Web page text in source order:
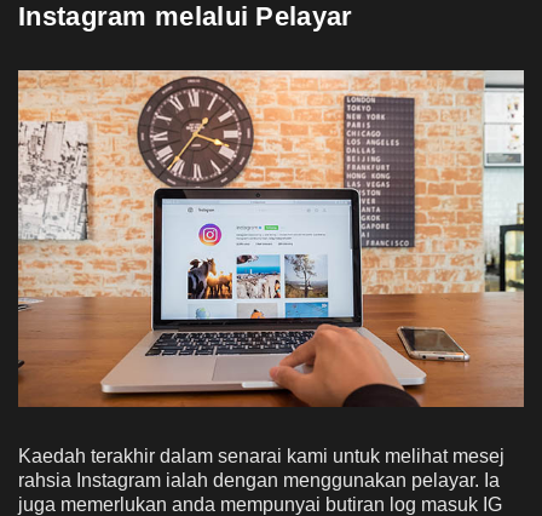
Instagram melalui Pelayar
Kaedah terakhir dalam senarai kami untuk melihat mesej
rahsia Instagram ialah dengan menggunakan pelayar. Ia
juga memerlukan anda mempunyai butiran log masuk IG